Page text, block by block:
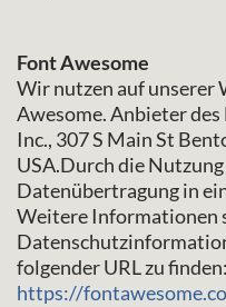
Font Awesome
Wir nutzen auf unserer
Awesome. Anbieter
Inc., 307 S Main St
USA.Durch die
Datenübertragung in
Weitere Informationen
folgender URL zu finden:
https://